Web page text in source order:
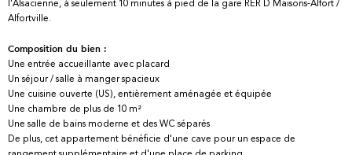
l'Alsacienne, à seulement 10 minutes à pied de la gare RER D Maisons-Alfort /
Alfortville.
Composition du bien :
Une entrée accueillante avec placard
Un séjour / salle à manger spacieux
Une cuisine ouverte (US), entièrement aménagée et équipée
Une chambre de plus de 10 m²
Une salle de bains moderne et des WC séparés
De plus, cet appartement bénéficie d'une cave pour un espace de